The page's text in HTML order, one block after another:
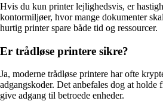
Hvis du kun printer lejlighedsvis, er
kontormiljøer, hvor mange dokumenter
hurtig printer spare både tid og ressourcer.
Er trådløse printere sikre?
Ja, moderne trådløse printere har ofte
adgangskoder. Det anbefales dog at holde
give adgang til betroede enheder.